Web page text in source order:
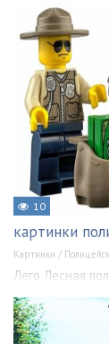
10
картинки
Картинки /
Лего Лесная